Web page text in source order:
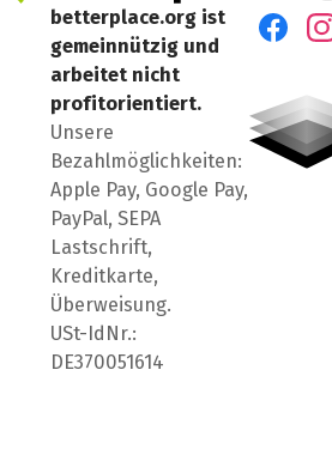
betterplace.org ist
gemeinnützig und
arbeitet nicht
profitorientiert.
Unsere
Bezahlmöglichkeiten:
Apple Pay, Google Pay,
PayPal, SEPA
Lastschrift,
Kreditkarte,
Überweisung.
USt-IdNr.:
DE370051614